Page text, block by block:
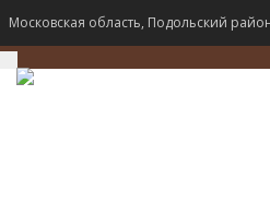
Московская область, Подольский
TOGGLE
NAVIGATION